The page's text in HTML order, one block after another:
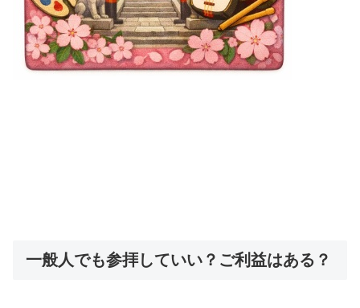
一般人でも参拝していい？ご利益はある？